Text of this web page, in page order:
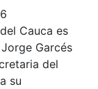
Cauca es
Garcés
del
su